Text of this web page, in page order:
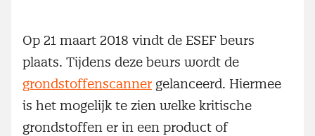
Op 21 maart 2018 vindt de ESEF beurs
plaats. Tijdens deze beurs wordt de
grondstoffenscanner gelanceerd. Hiermee
is het mogelijk te zien welke kritische
grondstoffen er in een product of